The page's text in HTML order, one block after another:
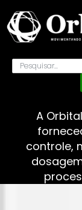
A
controle,